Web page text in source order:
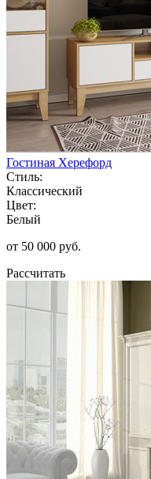
Гостиная Херефорд
Стиль:
Классический
Цвет:
Белый
от 50 000 руб.
Рассчитать